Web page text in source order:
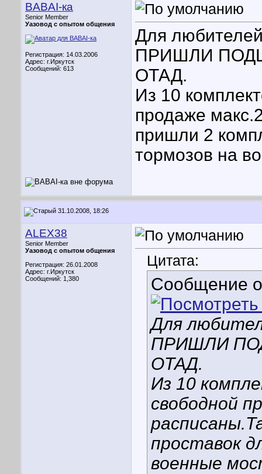
BABAI-ка
Senior Member
Уазовод с опытом общения
Регистрация: 14.03.2006
Адрес: г.Иркутск
Сообщений: 613
Для
ПРИШЛИ
ОТАД.
Из 10
продаже
пришли 2
тормозов на
31.10.2008, 18:26
ALEX38
Senior Member
Уазовод с опытом общения
Регистрация: 26.01.2008
Адрес: г.Иркутск
Сообщений: 1,380
Цитата:
Сообщение
Для
ПРИШЛИ
ОТАД.
Из 10
свободной
проставок
военные